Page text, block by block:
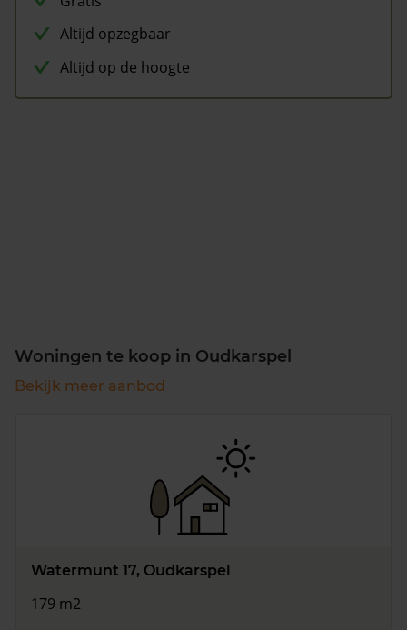
Altijd opzegbaar
Altijd op de hoogte
Woningen te koop in Oudkarspel
Bekijk meer aanbod
Watermunt 17, Oudkarspel
179 m2